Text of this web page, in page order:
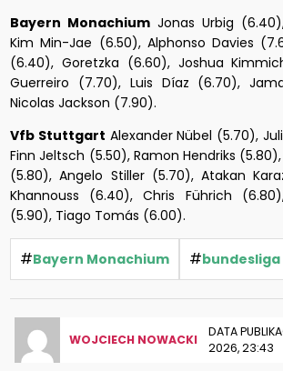
Bayern Monachium Jonas Urbig
Kim Min-Jae (6.50), Alphonso Davies
(6.40), Goretzka (6.60), Joshua
Guerreiro (7.70), Luis Díaz (6.70),
Nicolas Jackson (7.90).
Vfb Stuttgart Alexander Nübel (5.70),
Finn Jeltsch (5.50), Ramon Hendriks
(5.80), Angelo Stiller (5.70), Atakan
Khannouss (6.40), Chris Führich
(5.90), Tiago Tomás (6.00).
#Bayern Monachium #bundesliga
WOJCIECH NOWACKI
DATA
2026, 23:43